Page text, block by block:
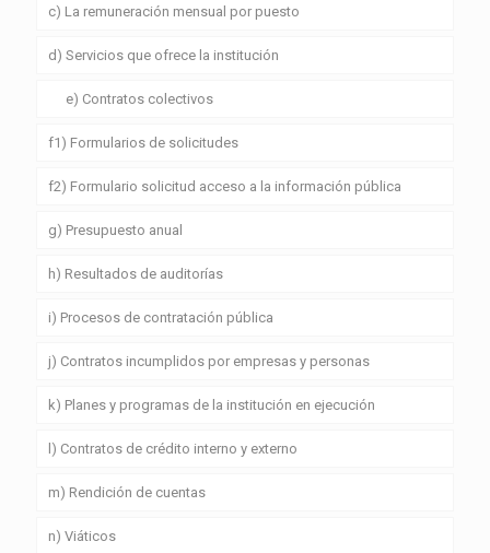
c) La remuneración mensual por puesto
d) Servicios que ofrece la institución
e) Contratos colectivos
f1) Formularios de solicitudes
f2) Formulario solicitud acceso a la información pública
g) Presupuesto anual
h) Resultados de auditorías
i) Procesos de contratación pública
j) Contratos incumplidos por empresas y personas
k) Planes y programas de la institución en ejecución
l) Contratos de crédito interno y externo
m) Rendición de cuentas
n) Viáticos